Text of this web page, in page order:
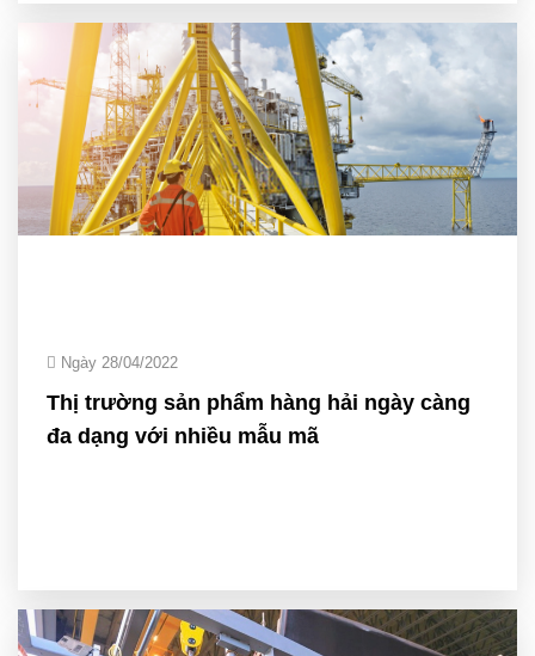
Ngày 28/04/2022
Thị trường sản phẩm hàng hải ngày càng
đa dạng với nhiều mẫu mã